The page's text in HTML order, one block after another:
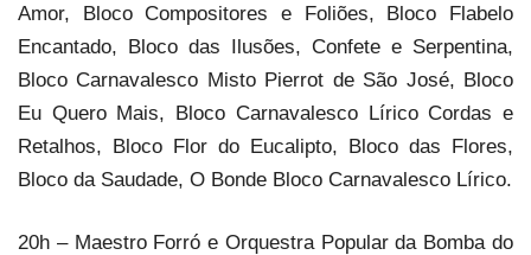
Amor, Bloco Compositores e Foliões, Bloco Flabelo
Encantado, Bloco das Ilusões, Confete e Serpentina,
Bloco Carnavalesco Misto Pierrot de São José, Bloco
Eu Quero Mais, Bloco Carnavalesco Lírico Cordas e
Retalhos, Bloco Flor do Eucalipto, Bloco das Flores,
Bloco da Saudade, O Bonde Bloco Carnavalesco Lírico.
20h – Maestro Forró e Orquestra Popular da Bomba do